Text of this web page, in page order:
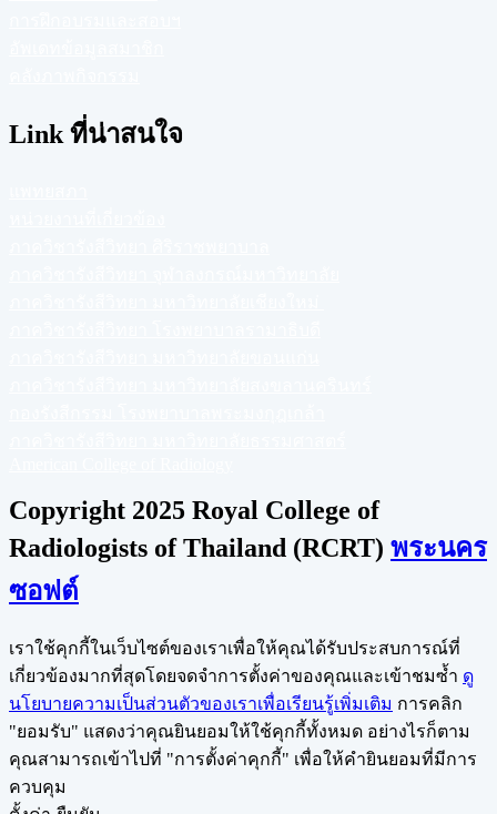
Link ที่น่าสนใจ
Copyright 2025 Royal College of
Radiologists of Thailand (RCRT) พระนคร
ซอฟต์
เราใช้คุกกี้ในเว็บไซต์ของเราเพื่อให้คุณได้รับประสบการณ์ที่
เกี่ยวข้องมากที่สุดโดยจดจำการตั้งค่าของคุณและเข้าชมซ้ำ ดู
นโยบายความเป็นส่วนตัวของเราเพื่อเรียนรู้เพิ่มเติม การคลิก
"ยอมรับ" แสดงว่าคุณยินยอมให้ใช้คุกกี้ทั้งหมด อย่างไรก็ตาม
คุณสามารถเข้าไปที่ "การตั้งค่าคุกกี้" เพื่อให้คำยินยอมที่มีการ
ควบคุม